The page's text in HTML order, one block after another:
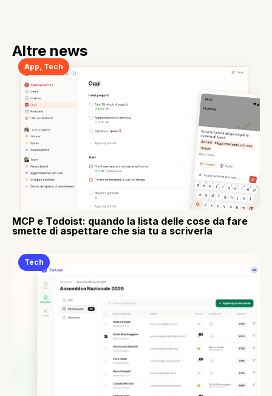
Altre news
App Tech
MCP e Todoist: quando la lista delle cose da fare
smette di aspettare che sia tu a scriverla
Tech